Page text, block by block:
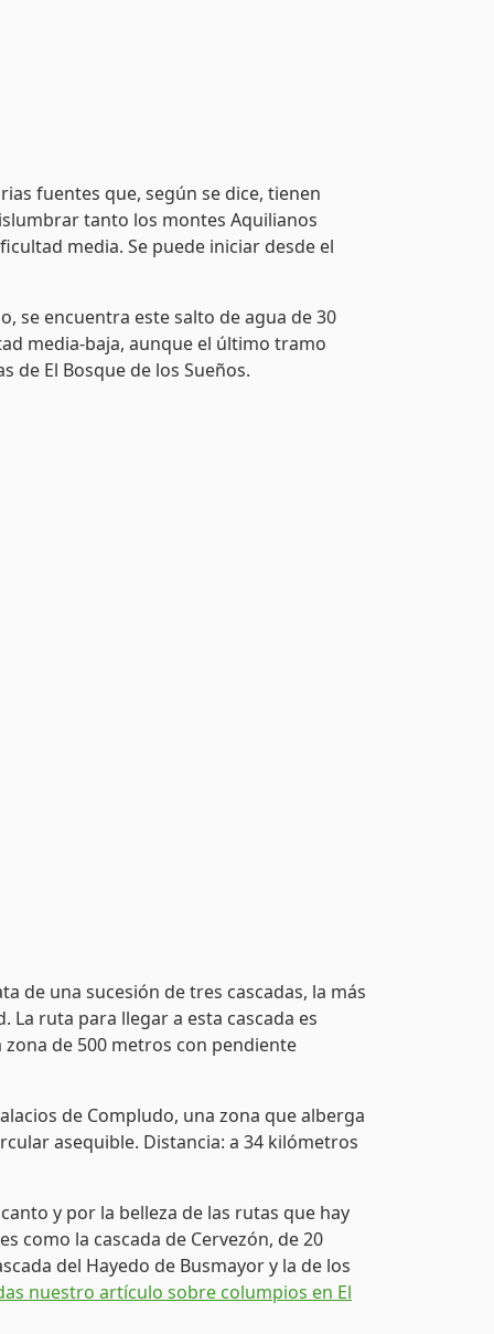
fuentes que, según se dice, tienen
tanto los montes Aquilianos
media. Se puede iniciar desde el
se encuentra este salto de agua de 30
media-baja, aunque el último tramo
de El Bosque de los Sueños.
de una sucesión de tres cascadas, la más
ruta para llegar a esta cascada es
de 500 metros con pendiente
de Compludo, una zona que alberga
asequible. Distancia: a 34 kilómetros
y por la belleza de las rutas que hay
como la cascada de Cervezón, de 20
del Hayedo de Busmayor y la de los
nuestro artículo sobre columpios en El